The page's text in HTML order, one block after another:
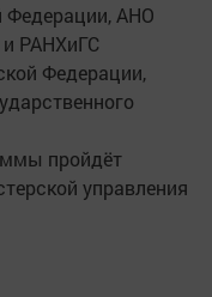
Федерации, АНО
РАНХиГС
Федерации,
пройдёт
управления